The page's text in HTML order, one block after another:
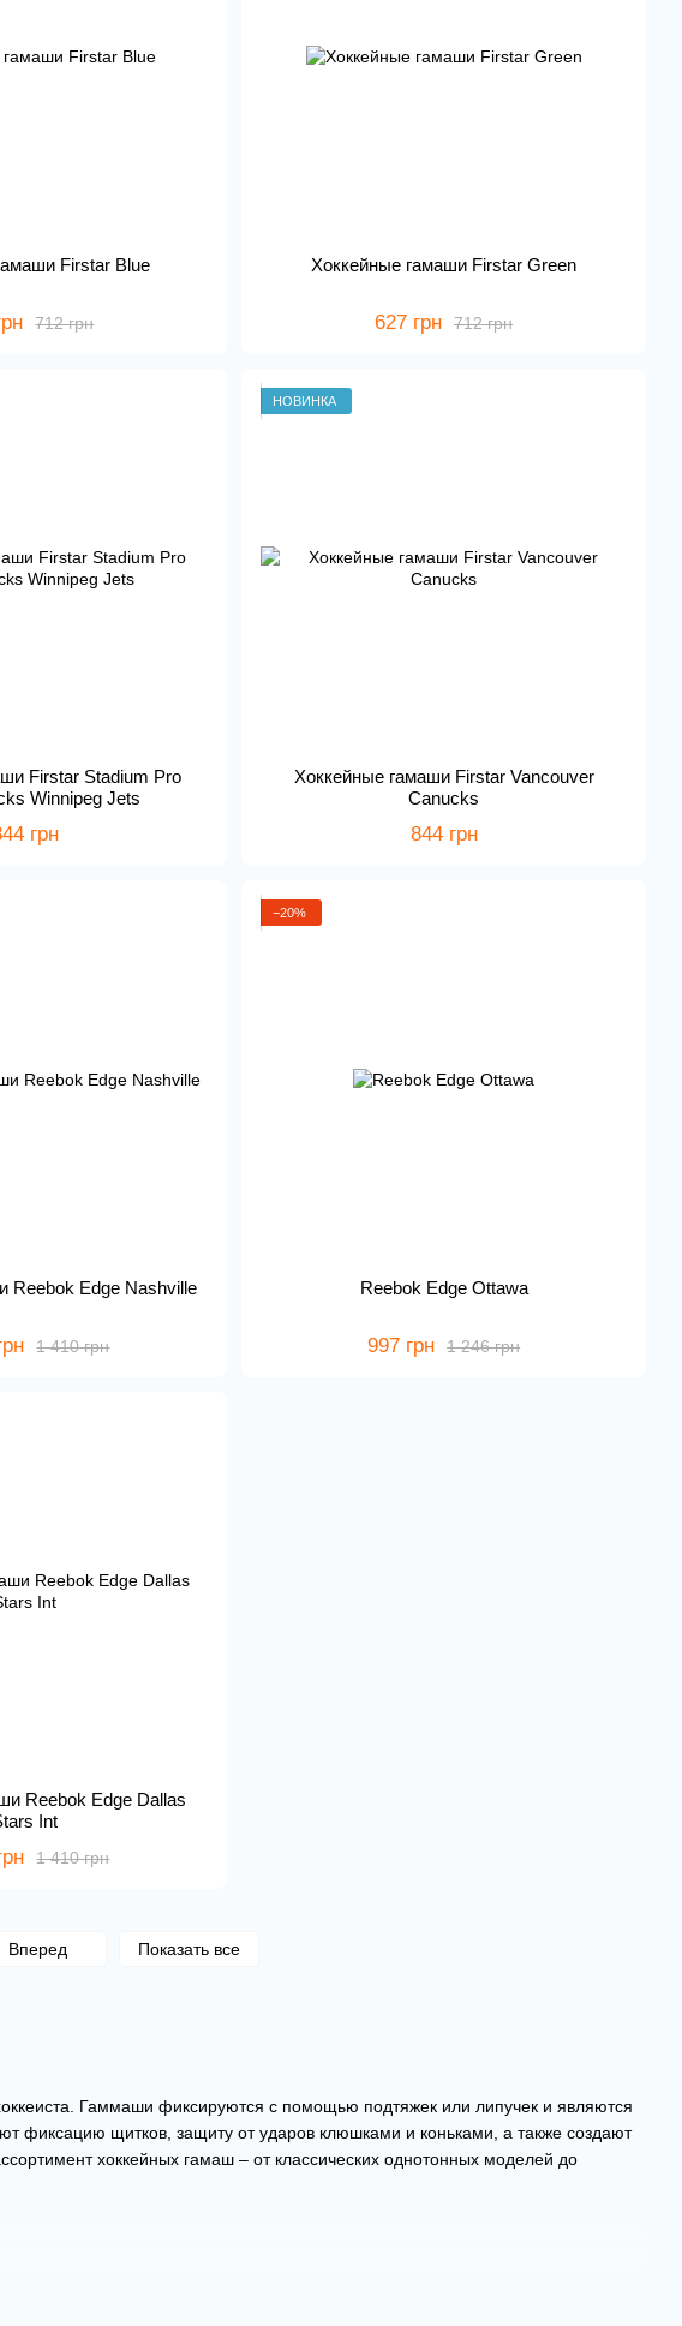
Гаммаши фиксируются с помощью подтяжек или липучек и являются
фиксацию щитков, защиту от ударов клюшками и коньками, а также создают
хоккейных гамаш – от классических однотонных моделей до
Firstar Blue
712 грн
Хоккейные гамаши Firstar Green
712 грн
627 грн
Firstar Stadium Pro
Winnipeg Jets
грн
НОВИНКА
Хоккейные гамаши Firstar Vancouver
Canucks
844 грн
Reebok Edge Nashville
1 410 грн
−20%
Reebok Edge Ottawa
1 246 грн
997 грн
Reebok Edge Dallas
Int
1 410 грн
Вперед Показать все